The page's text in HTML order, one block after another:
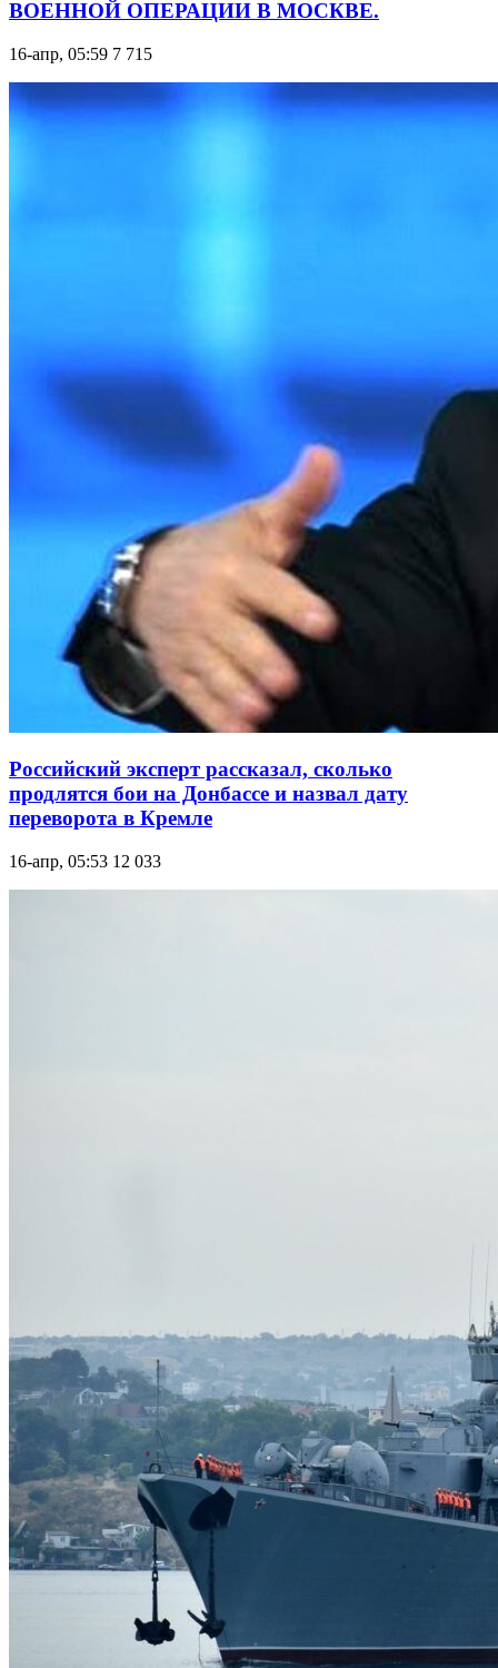
ВОЕННОЙ ОПЕРАЦИИ В МОСКВЕ.
16-апр, 05:59 7 715
Российский эксперт рассказал, сколько
продлятся бои на Донбассе и назвал дату
переворота в Кремле
16-апр, 05:53 12 033